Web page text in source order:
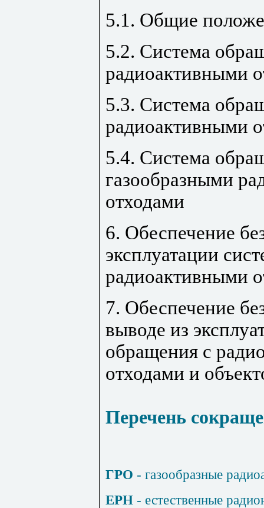
5.1. Общие
5.2. Система
радиоактивными
5.3. Система
радиоактивными
5.4. Система
газообразными
отходами
6. Обеспечение
эксплуатации
радиоактивными
7. Обеспечение
выводе из
обращения с
отходами и
Перечень
ГРО - газообразные
ЕРН - естественные